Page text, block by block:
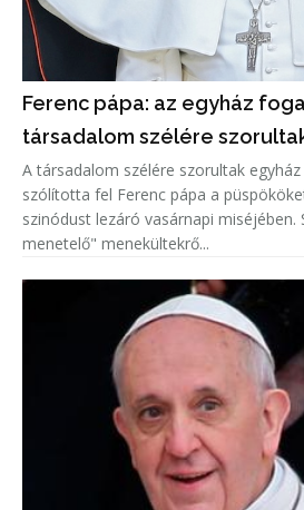
Ferenc pápa: az egyház
társadalom szélére
A társadalom szélére szorultak
szólította fel Ferenc pápa a
szinódust lezáró vasárnapi miséjében.
menetelő" menekültekrő...